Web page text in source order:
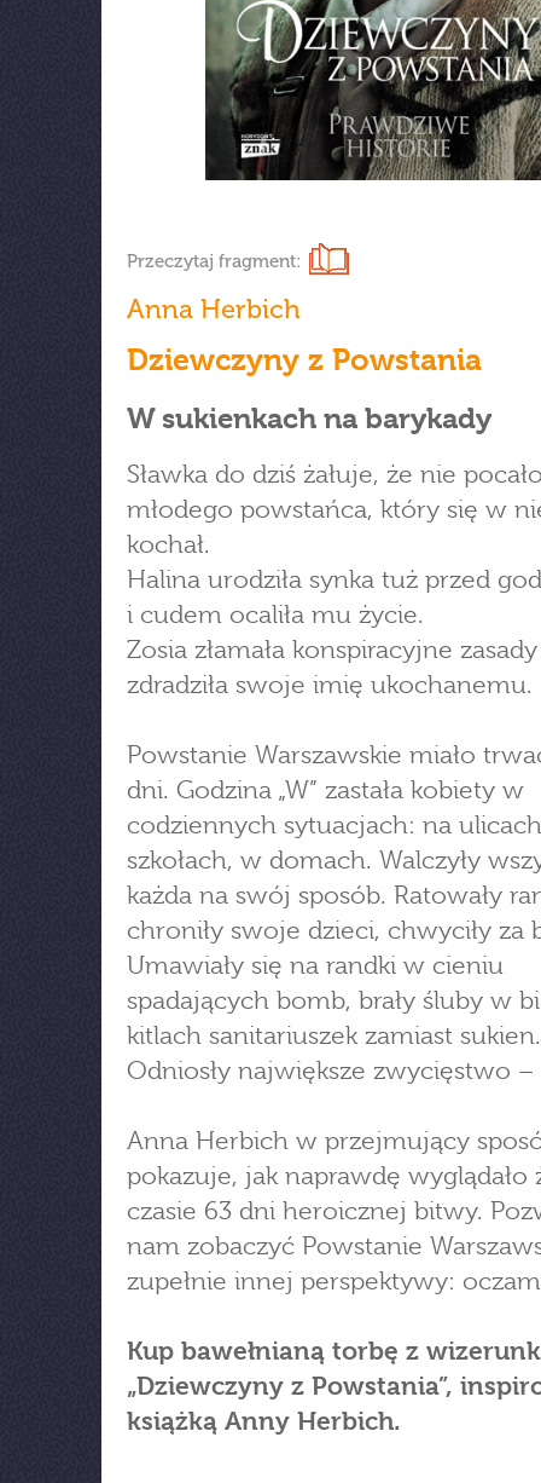
Przeczytaj fragment:
Anna Herbich
Dziewczyny z Powstania
W sukienkach na barykady
Sławka do dziś żałuje, że nie
młodego powstańca, który się w
kochał.
Halina urodziła synka tuż przed
i cudem ocaliła mu życie.
Zosia złamała konspiracyjne
zdradziła swoje imię ukochanemu.
Powstanie Warszawskie miało
dni. Godzina „W” zastała kobiety w
codziennych sytuacjach: na
szkołach, w domach. Walczyły
każda na swój sposób. Ratowały
chroniły swoje dzieci, chwyciły za
Umawiały się na randki w cieniu
spadających bomb, brały śluby w
kitlach sanitariuszek zamiast sukien.
Odniosły największe zwycięstwo –
Anna Herbich w przejmujący
pokazuje, jak naprawdę wyglądało
czasie 63 dni heroicznej bitwy.
nam zobaczyć Powstanie
zupełnie innej perspektywy:
Kup bawełnianą torbę z
„Dziewczyny z Powstania”,
książką Anny Herbich.